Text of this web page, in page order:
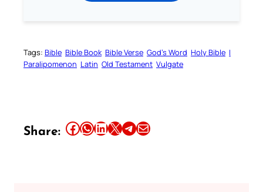
Tags: Bible Bible Book Bible Verse God’s Word Holy Bible I
Paralipomenon Latin Old Testament Vulgate
Share: Share this article on Facebook Share this article on WhatsApp Share this article on LinkedIn Share this article on X Share this article on TelegramEmail this Article